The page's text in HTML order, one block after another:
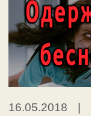
16.05.2018 |